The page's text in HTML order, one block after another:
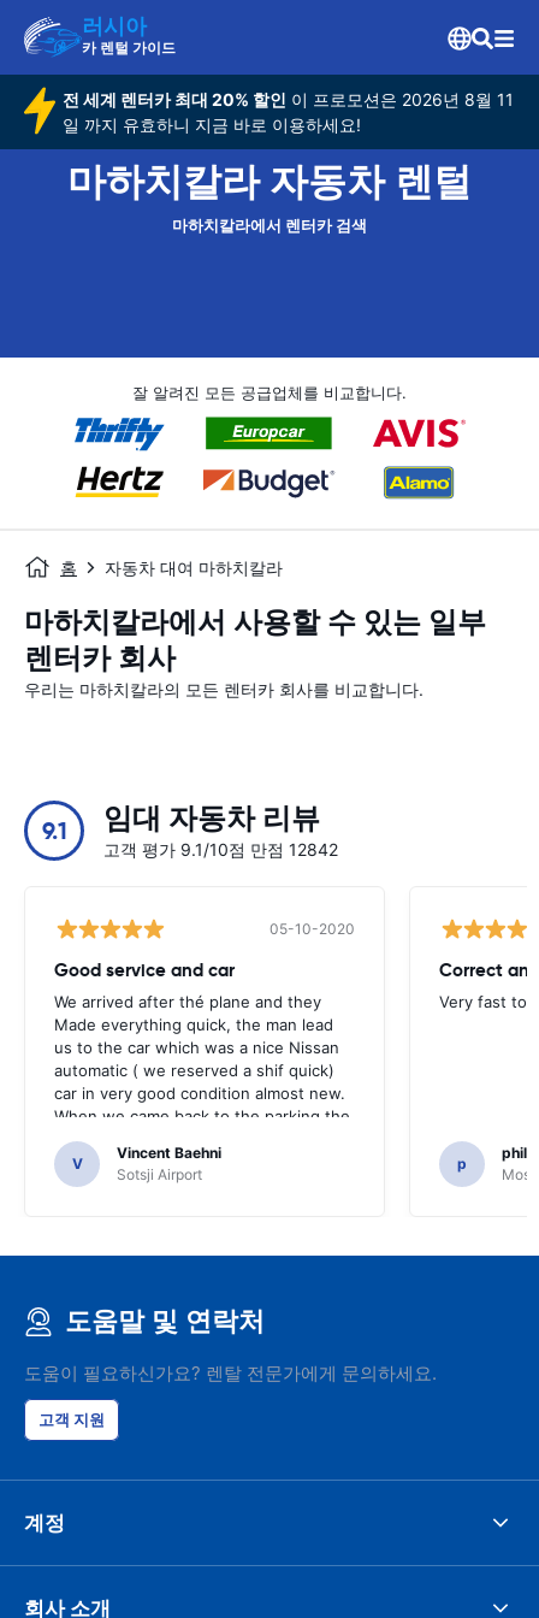
러시아
카 렌털 가이드
전 세계 렌터카 최대 20% 할인 이 프로모션은 2026년 8월 11
일 까지 유효하니 지금 바로 이용하세요!
마하치칼라 자동차 렌털
마하치칼라에서 렌터카 검색
잘 알려진 모든 공급업체를 비교합니다.
홈 자동차 대여 마하치칼라
마하치칼라에서 사용할 수 있는 일부
렌터카 회사
우리는 마하치칼라의 모든 렌터카 회사를 비교합니다.
9.1 임대 자동차 리뷰
고객 평가 9.1/10점 만점 12842
05-10-2020
Good service and car
We arrived after thé plane and they
Made everything quick, the man lead
us to the car which was a nice Nissan
automatic ( we reserved a shif quick)
car in very good condition almost new.
When we came back to the parking the
same man came in 5 minutes and after
a quick check we left. Very friendly and
nice. We can only recommand this
V
Vincent Baehni
Sotsji Airport
Correct
Very fast to
p
도움말 및 연락처
도움이 필요하신가요? 렌탈 전문가에게 문의하세요.
고객 지원
계정
회사 소개